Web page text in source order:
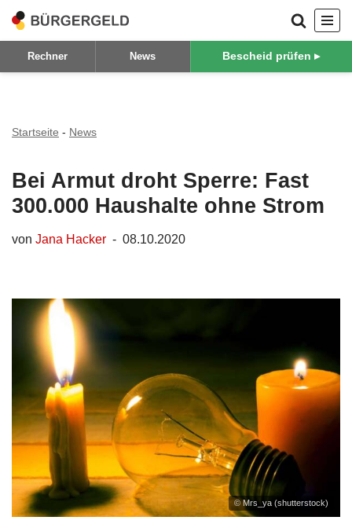
Zum
Inhalt
Rechner News Bescheid prüfen ▸
Startseite - News
Bei Armut droht Sperre: Fast
300.000 Haushalte ohne Strom
von Jana Hacker 08.10.2020
© Mrs_ya (shutterstock)